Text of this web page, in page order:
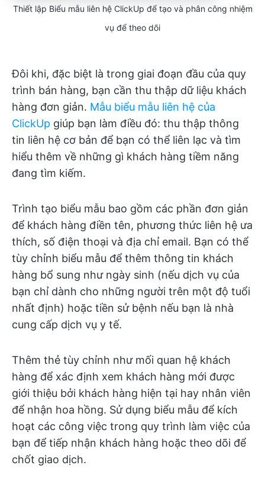
Thiết lập Biểu mẫu liên hệ ClickUp để tạo và phân công nhiệm
vụ để theo dõi
Đôi khi, đặc biệt là trong giai đoạn đầu của quy
trình bán hàng, bạn cần thu thập dữ liệu khách
hàng đơn giản. Mẫu biểu mẫu liên hệ của
ClickUp giúp bạn làm điều đó: thu thập thông
tin liên hệ cơ bản để bạn có thể liên lạc và tìm
hiểu thêm về những gì khách hàng tiềm năng
đang tìm kiếm.
Trình tạo biểu mẫu bao gồm các phần đơn giản
để khách hàng điền tên, phương thức liên hệ ưa
thích, số điện thoại và địa chỉ email. Bạn có thể
tùy chỉnh biểu mẫu để thêm thông tin khách
hàng bổ sung như ngày sinh (nếu dịch vụ của
bạn chỉ dành cho những người trên một độ tuổi
nhất định) hoặc tiền sử bệnh nếu bạn là nhà
cung cấp dịch vụ y tế.
Thêm thẻ tùy chỉnh như mối quan hệ khách
hàng để xác định xem khách hàng mới được
giới thiệu bởi khách hàng hiện tại hay nhân viên
để nhận hoa hồng. Sử dụng biểu mẫu để kích
hoạt các công việc trong quy trình làm việc của
bạn để tiếp nhận khách hàng hoặc theo dõi để
chốt giao dịch.